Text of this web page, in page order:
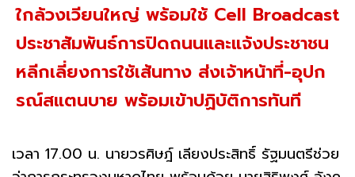
ใกล้วงเวียนใหญ่ พร้อมใช้ Cell Broadcast
ประชาสัมพันธ์การปิดถนนและแจ้งประชาชน
หลีกเลี่ยงการใช้เส้นทาง ส่งเจ้าหน้าที่-อุปก
รณ์สแตนบาย พร้อมเข้าปฏิบัติการทันที
เวลา 17.00 น. นายวรศิษฎ์ เลียงประสิทธิ์ รัฐมนตรีช่วย